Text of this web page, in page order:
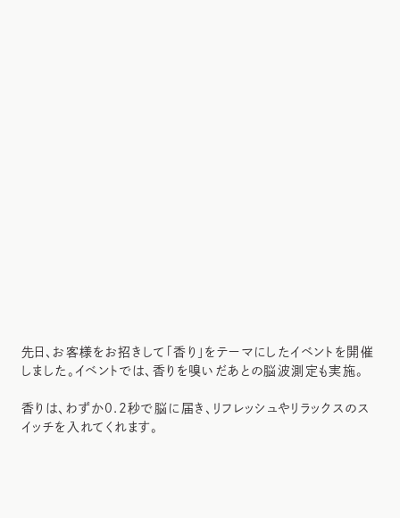
先日、お客様をお招きして「香り」をテーマにしたイベントを開催
しました。イベントでは、香りを嗅いだあとの脳波測定も実施。
香りは、わずか0.2秒で脳に届き、リフレッシュやリラックスのス
イッチを入れてくれます。